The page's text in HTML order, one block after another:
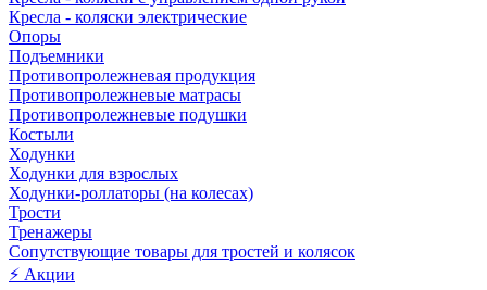
Кресла - коляски электрические
Опоры
Подъемники
Противопролежневая продукция
Противопролежневые матрасы
Противопролежневые подушки
Костыли
Ходунки
Ходунки для взрослых
Ходунки-роллаторы (на колесах)
Трости
Тренажеры
Сопутствующие товары для тростей и колясок
⚡ Акции